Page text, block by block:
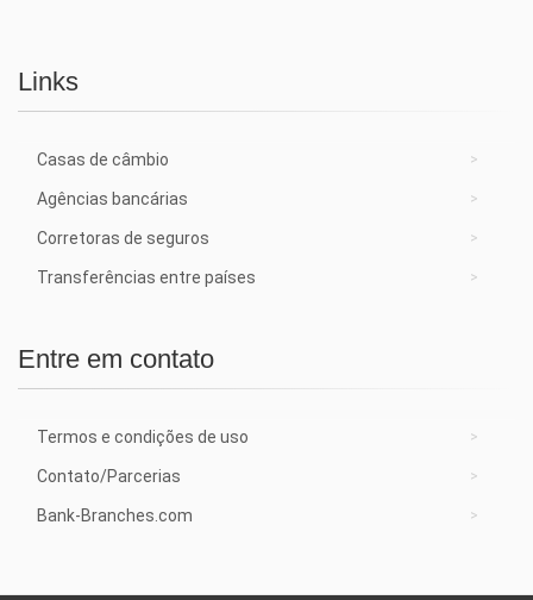
Links
Casas de câmbio
Agências bancárias
Corretoras de seguros
Transferências entre países
Entre em contato
Termos e condições de uso
Contato/Parcerias
Bank-Branches.com